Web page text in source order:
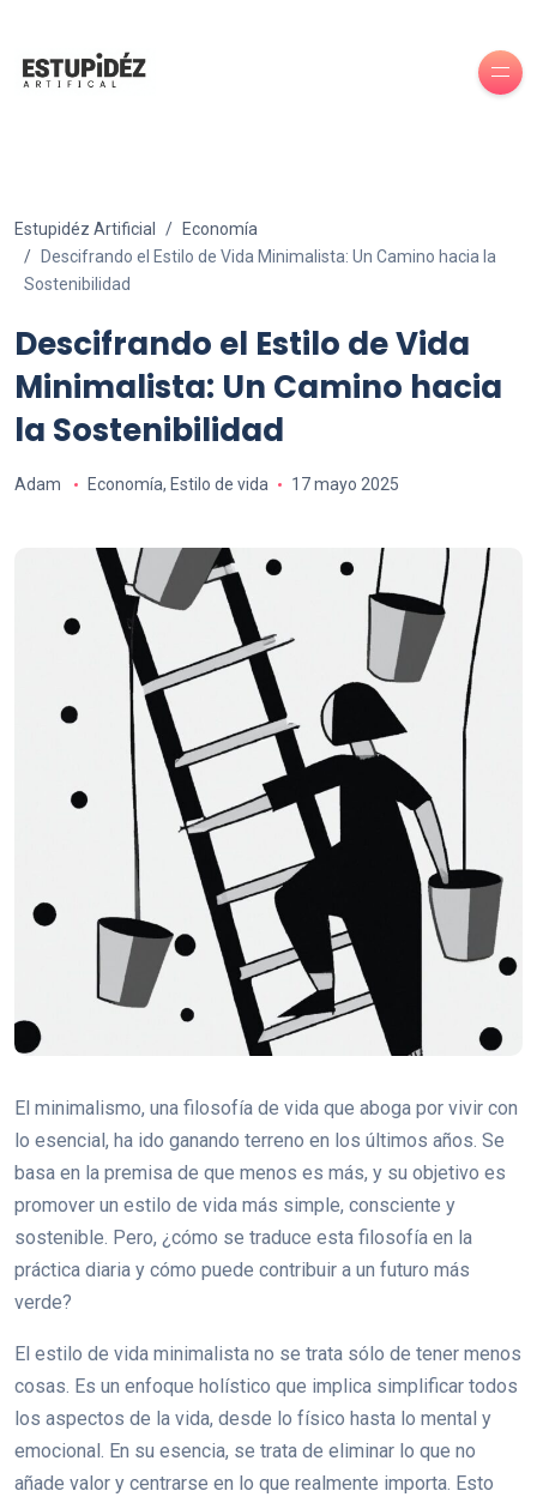
Estupidéz Artificial
Economía
Descifrando el Estilo de Vida Minimalista: Un Camino hacia la
Sostenibilidad
Descifrando el Estilo de Vida
Minimalista: Un Camino hacia
la Sostenibilidad
Adam Economía, Estilo de vida 17 mayo 2025
El minimalismo, una filosofía de vida que aboga por vivir con
lo esencial, ha ido ganando terreno en los últimos años. Se
basa en la premisa de que menos es más, y su objetivo es
promover un estilo de vida más simple, consciente y
sostenible. Pero, ¿cómo se traduce esta filosofía en la
práctica diaria y cómo puede contribuir a un futuro más
verde?
El estilo de vida minimalista no se trata sólo de tener menos
cosas. Es un enfoque holístico que implica simplificar todos
los aspectos de la vida, desde lo físico hasta lo mental y
emocional. En su esencia, se trata de eliminar lo que no
añade valor y centrarse en lo que realmente importa. Esto